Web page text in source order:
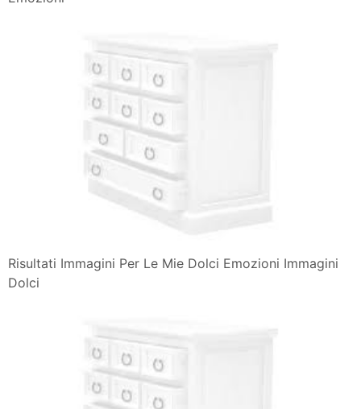
Risultati Immagini Per Le Mie Dolci Emozioni Immagini
Dolci